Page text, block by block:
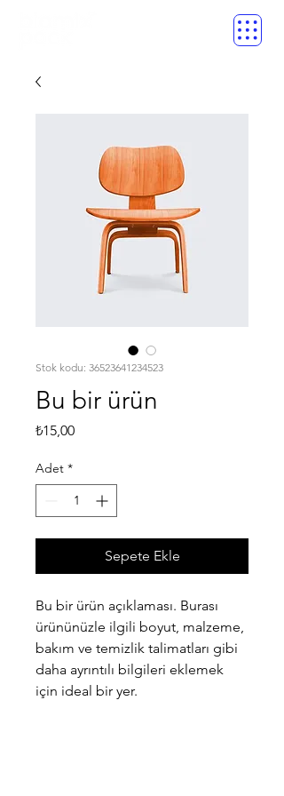
Stok kodu: 36523641234523
Bu bir ürün
₺15,00Fiyat
Adet *
Sepete Ekle
Bu bir ürün açıklaması. Burası
ürününüzle ilgili boyut, malzeme,
bakım ve temizlik talimatları gibi
daha ayrıntılı bilgileri eklemek
için ideal bir yer.